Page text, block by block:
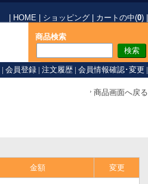
HOME ショッピング カートの中(0)
商品検索
| 会員登録 | 注文履歴 | 会員情報確認･変更 |
商品画面へ戻る
金額 変更